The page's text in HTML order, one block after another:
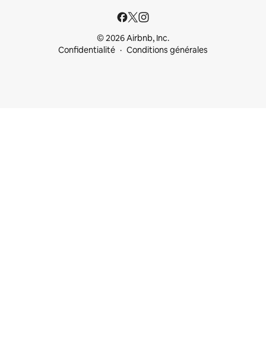
© 2026 Airbnb, Inc.
Confidentialité
Conditions générales